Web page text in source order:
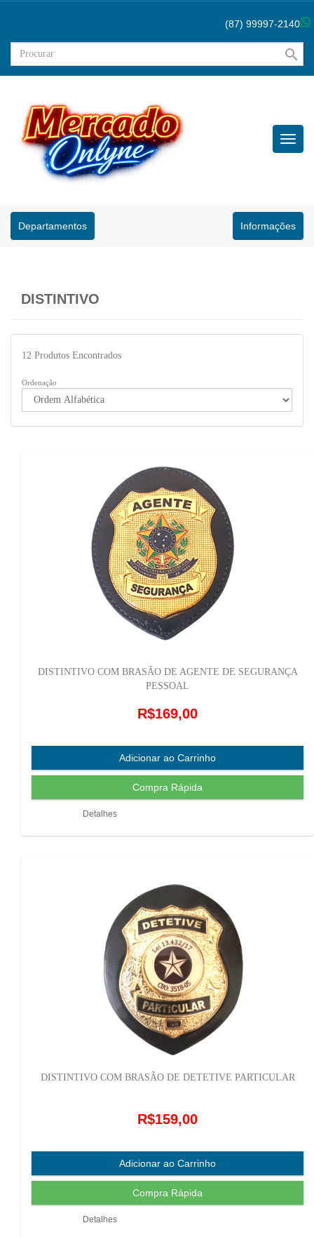
(87) 99997-2140
search
Menu
Departamentos Informações
DISTINTIVO
12 Produtos Encontrados
Ordenação
DISTINTIVO COM BRASÃO DE AGENTE DE SEGURANÇA
PESSOAL
R$169,00
Detalhes
DISTINTIVO COM BRASÃO DE DETETIVE PARTICULAR
R$159,00
Detalhes